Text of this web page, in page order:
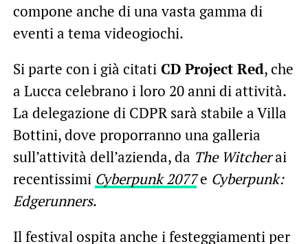
compone anche di una vasta gamma di
eventi a tema videogiochi.
Si parte con i già citatiCD Project Red, che
a Lucca celebrano i loro 20 anni di attività.
La delegazione di CDPR sarà stabile a Villa
Bottini, dove proporranno una galleria
sull’attività dell’azienda, da The Witcherai
recentissimi Cyberpunk 2077e Cyberpunk:
Edgerunners.
Il festival ospita anche i festeggiamenti per